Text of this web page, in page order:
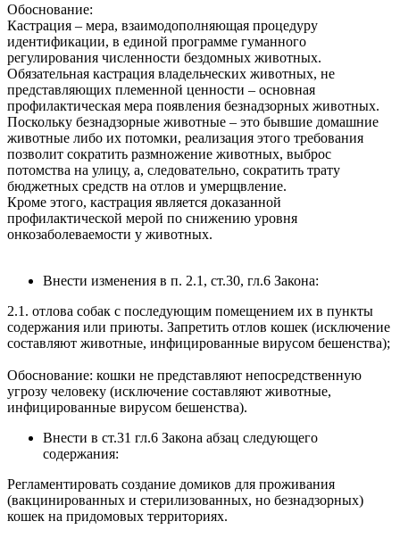
Обоснование:
Кастрация – мера, взаимодополняющая процедуру
идентификации, в единой программе гуманного
регулирования численности бездомных животных.
Обязательная кастрация владельческих животных, не
представляющих племенной ценности – основная
профилактическая мера появления безнадзорных животных.
Поскольку безнадзорные животные – это бывшие домашние
животные либо их потомки, реализация этого требования
позволит сократить размножение животных, выброс
потомства на улицу, а, следовательно, сократить трату
бюджетных средств на отлов и умерщвление.
Кроме этого, кастрация является доказанной
профилактической мерой по снижению уровня
онкозаболеваемости у животных.
Внести изменения в п. 2.1, ст.30, гл.6 Закона:
2.1. отлова собак с последующим помещением их в пункты
содержания или приюты. Запретить отлов кошек (исключение
составляют животные, инфицированные вирусом бешенства);
Обоснование: кошки не представляют непосредственную
угрозу человеку (исключение составляют животные,
инфицированные вирусом бешенства).
Внести в ст.31 гл.6 Закона абзац следующего
содержания:
Регламентировать создание домиков для проживания
(вакцинированных и стерилизованных, но безнадзорных)
кошек на придомовых территориях.